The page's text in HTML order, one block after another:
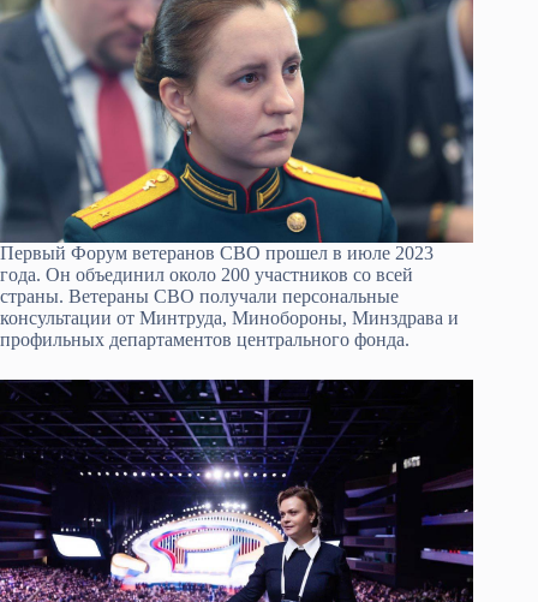
Первый Форум ветеранов СВО прошел в июле 2023
года. Он объединил около 200 участников со всей
страны. Ветераны СВО получали персональные
консультации от Минтруда, Минобороны, Минздрава и
профильных департаментов центрального фонда.